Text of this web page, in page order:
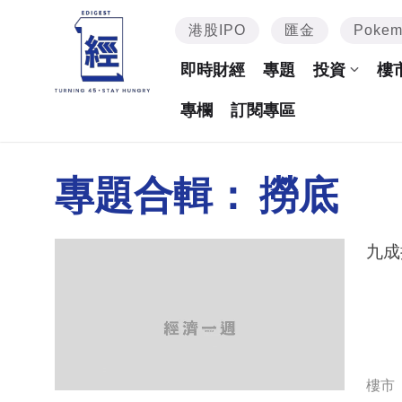
港股IPO 匯金
即時財經 專題 投資 樓
專欄 訂閱專區
專題合輯： 撈底
樓市